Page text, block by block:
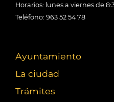
Horarios: lunes a viernes de
Teléfono: 963 52 54 78
Ayuntamiento
La ciudad
Trámites